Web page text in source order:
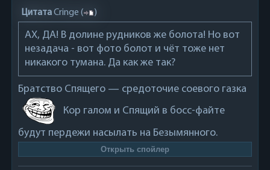
ЦитатаCringe ( )
АХ, ДА! В долине рудников же болота! Но вот
незадача - вот фото болот и чёт тоже нет
никакого тумана. Да как же так?
Братство Спящего — средоточие соевого газка
Кор галом и Спящий в босс-файте
будут пердежи насылать на Безымянного.